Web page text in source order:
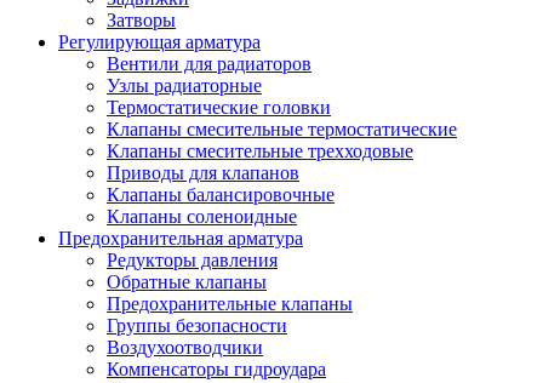
Затворы
Регулирующая арматура
Вентили для радиаторов
Узлы радиаторные
Термостатические головки
Клапаны смесительные термостатические
Клапаны смесительные трехходовые
Приводы для клапанов
Клапаны балансировочные
Клапаны соленоидные
Предохранительная арматура
Редукторы давления
Обратные клапаны
Предохранительные клапаны
Группы безопасности
Воздухоотводчики
Компенсаторы гидроудара